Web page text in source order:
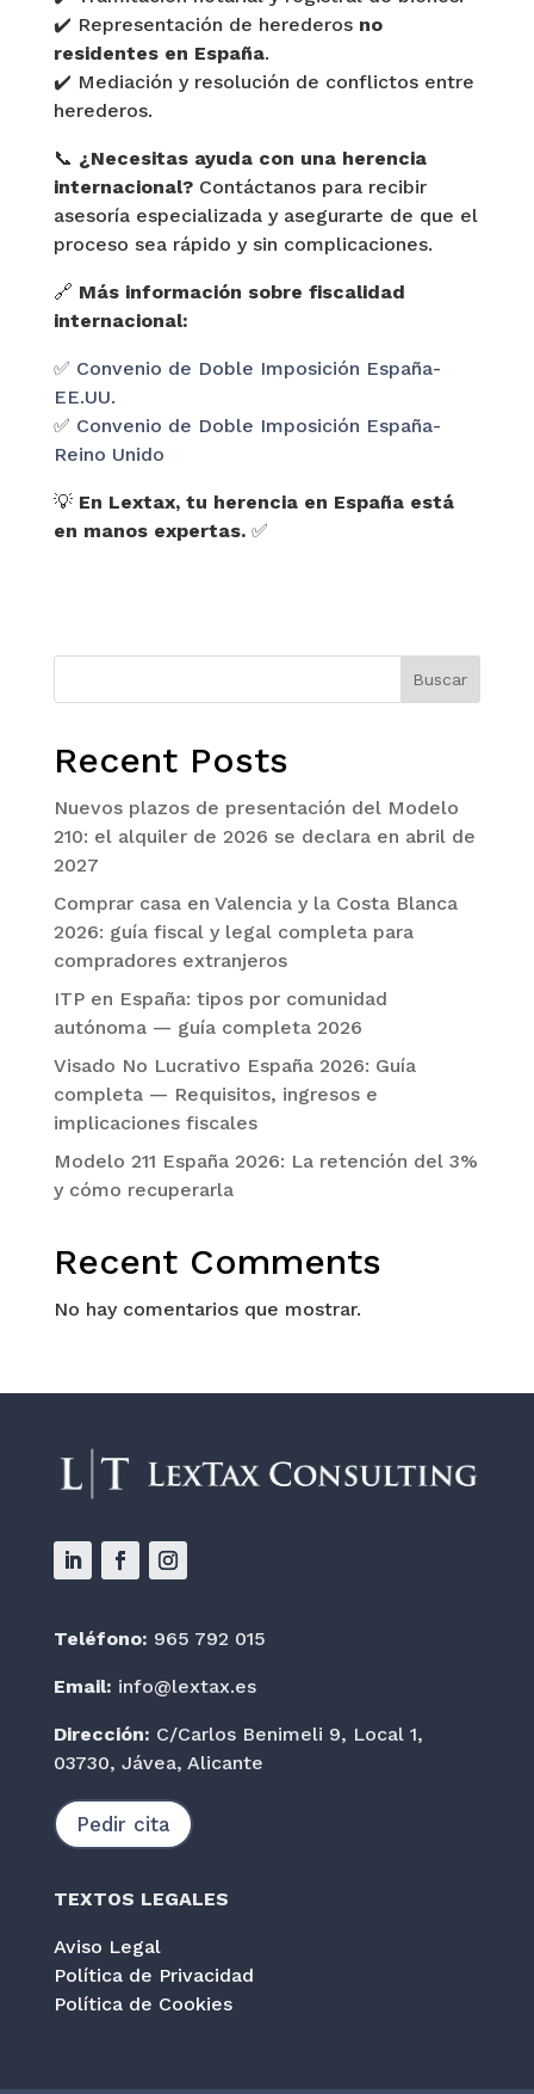
✔️ Representación de herederos no
residentes en España.
✔️ Mediación y resolución de conflictos entre
herederos.
📞 ¿Necesitas ayuda con una herencia
internacional?Contáctanos para recibir
asesoría especializada y asegurarte de que el
proceso sea rápido y sin complicaciones.
🔗 Más información sobre fiscalidad
internacional:
✅ Convenio de Doble Imposición España-
EE.UU.
✅ Convenio de Doble Imposición España-
Reino Unido
💡 En Lextax, tu herencia en España está
en manos expertas.✅
Buscar
Recent Posts
Nuevos plazos de presentación del Modelo
210: el alquiler de 2026 se declara en abril de
2027
Comprar casa en Valencia y la Costa Blanca
2026: guía fiscal y legal completa para
compradores extranjeros
ITP en España: tipos por comunidad
autónoma — guía completa 2026
Visado No Lucrativo España 2026: Guía
completa — Requisitos, ingresos e
implicaciones fiscales
Modelo 211 España 2026: La retención del 3%
y cómo recuperarla
Recent Comments
No hay comentarios que mostrar.
Teléfono: 965 792 015
Email: info@lextax.es
Dirección: C/Carlos Benimeli 9, Local 1,
03730, Jávea, Alicante
Pedir cita
TEXTOS LEGALES
Aviso Legal
Política de Privacidad
Política de Cookies